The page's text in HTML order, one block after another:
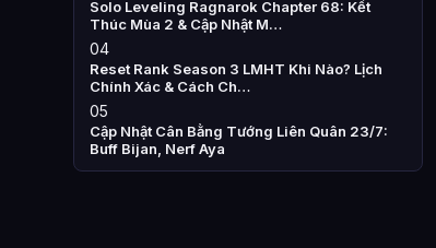
Solo Leveling Ragnarok Chapter 68: Kết
Thúc Mùa 2 & Cập Nhật M…
04
Reset Rank Season 3 LMHT Khi Nào? Lịch
Chính Xác & Cách Ch…
05
Cập Nhật Cân Bằng Tướng Liên Quân 23/7:
Buff Bijan, Nerf Aya